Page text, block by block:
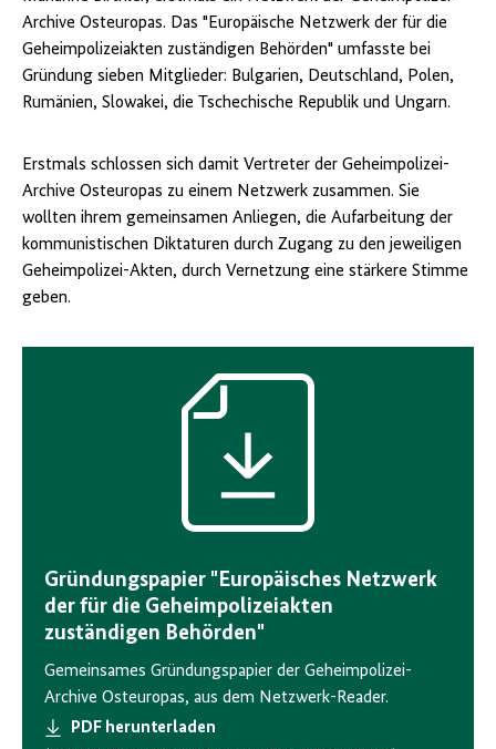
Archive Osteuropas. Das "Europäische Netzwerk der für die
Geheimpolizeiakten zuständigen Behörden" umfasste bei
Gründung sieben Mitglieder: Bulgarien, Deutschland, Polen,
Rumänien, Slowakei, die Tschechische Republik und Ungarn.
Erstmals schlossen sich damit Vertreter der Geheimpolizei-
Archive Osteuropas zu einem Netzwerk zusammen. Sie
wollten ihrem gemeinsamen Anliegen, die Aufarbeitung der
kommunistischen Diktaturen durch Zugang zu den jeweiligen
Geheimpolizei-Akten, durch Vernetzung eine stärkere Stimme
geben.
Download-
Gründungspapier "Europäisches Netzwerk
der für die Geheimpolizeiakten
zuständigen Behörden"
Gemeinsames Gründungspapier der Geheimpolizei-
Archive Osteuropas, aus dem Netzwerk-Reader.
PDF herunterladen